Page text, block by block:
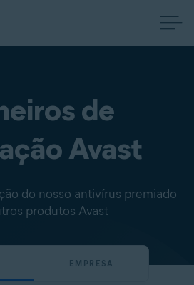
de
Avast
do nosso antivírus premiado
produtos Avast
EMPRESA